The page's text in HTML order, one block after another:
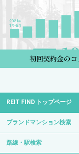
初回契約金の
REIT FIND トップページ
ブランドマンション検索
路線・駅検索